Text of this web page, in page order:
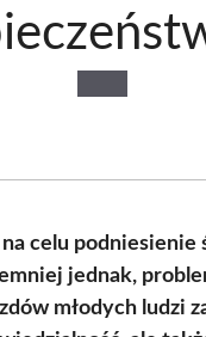
celu
jednak,
młodych ludzi